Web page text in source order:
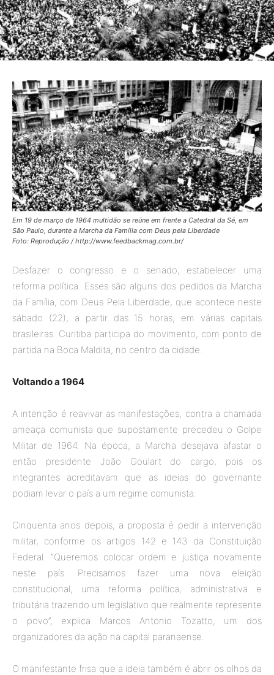
Em 19 de março de 1964 multidão se reúne em frente a Catedral da Sé, em
São Paulo, durante a Marcha da Família com Deus pela Liberdade
Foto: Reprodução / http://www.feedbackmag.com.br/
Desfazer o congresso e o senado, estabelecer uma
reforma política. Esses são alguns dos pedidos da Marcha
da Família, com Deus Pela Liberdade, que acontece neste
sábado (22), a partir das 15 horas, em várias capitais
brasileiras. Curitiba participa do movimento, com ponto de
partida na Boca Maldita, no centro da cidade.
Voltando a 1964
A intenção é reavivar as manifestações, contra a chamada
ameaça comunista que supostamente precedeu o Golpe
Militar de 1964. Na época, a Marcha desejava afastar o
então presidente João Goulart do cargo, pois os
integrantes acreditavam que as ideias do governante
podiam levar o país a um regime comunista.
Cinquenta anos depois, a proposta é pedir a intervenção
militar, conforme os artigos 142 e 143 da Constituição
Federal. “Queremos colocar ordem e justiça novamente
neste país. Precisamos fazer uma nova eleição
constitucional, uma reforma política, administrativa e
tributária trazendo um legislativo que realmente represente
o povo”, explica Marcos Antonio Tozatto, um dos
organizadores da ação na capital paranaense.
O manifestante frisa que a ideia também é abrir os olhos da